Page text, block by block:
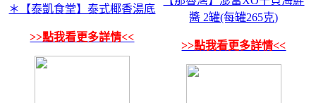
＊【泰凱食堂】泰式椰香湯底
>>點我看更多詳情<<
醬 2罐(每罐265克)
>>點我看更多詳情<<